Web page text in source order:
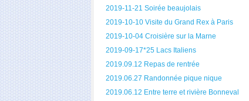
2019-11-21 Soirée beaujolais
2019-10-10 Visite du Grand Rex à Paris
2019-10-04 Croisière sur la Marne
2019-09-17*25 Lacs Italiens
2019.09.12 Repas de rentrée
2019.06.27 Randonnée pique nique
2019.06.12 Entre terre et rivière Bonneval